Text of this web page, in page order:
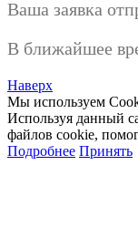
Ваша заявка
В ближайшее
Наверх
Мы используем
Используя данный
файлов cookie,
Подробнее Принять